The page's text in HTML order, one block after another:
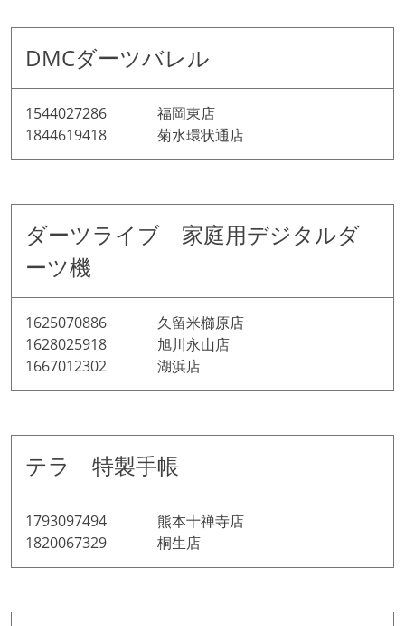
DMCダーツバレル
1544027286 福岡東店
1844619418 菊水環状通店
ダーツライブ 家庭用デジタルダ
ーツ機
1625070886 久留米櫛原店
1628025918 旭川永山店
1667012302 湖浜店
テラ 特製手帳
1793097494 熊本十禅寺店
1820067329 桐生店